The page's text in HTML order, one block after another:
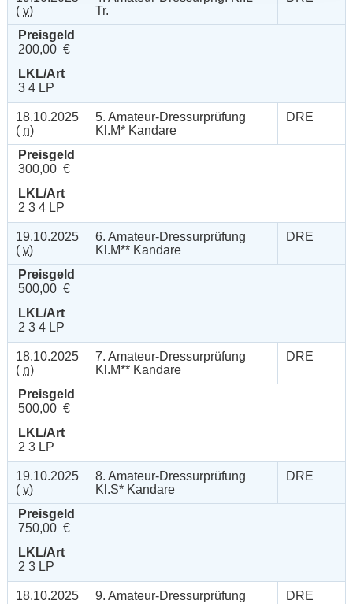
( v)
Tr.
Preisgeld
200,00 €
LKL/Art
3 4 LP
18.10.2025
( n)
5. Amateur-Dressurprüfung
Kl.M* Kandare
DRE
Preisgeld
300,00 €
LKL/Art
2 3 4 LP
19.10.2025
( v)
6. Amateur-Dressurprüfung
Kl.M** Kandare
DRE
Preisgeld
500,00 €
LKL/Art
2 3 4 LP
18.10.2025
( n)
7. Amateur-Dressurprüfung
Kl.M** Kandare
DRE
Preisgeld
500,00 €
LKL/Art
2 3 LP
19.10.2025
( v)
8. Amateur-Dressurprüfung
Kl.S* Kandare
DRE
Preisgeld
750,00 €
LKL/Art
2 3 LP
18.10.2025
9. Amateur-Dressurprüfung
DRE